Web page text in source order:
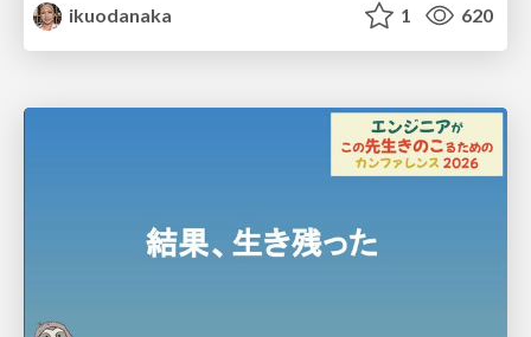
ikuodanaka
1 620